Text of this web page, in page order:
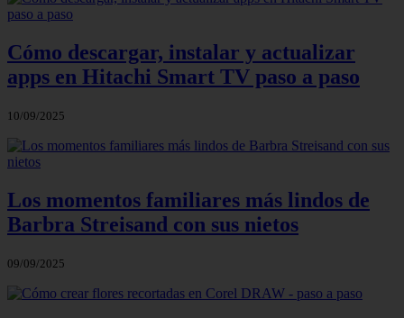
Cómo descargar, instalar y actualizar
apps en Hitachi Smart TV paso a paso
10/09/2025
Los momentos familiares más lindos de
Barbra Streisand con sus nietos
09/09/2025